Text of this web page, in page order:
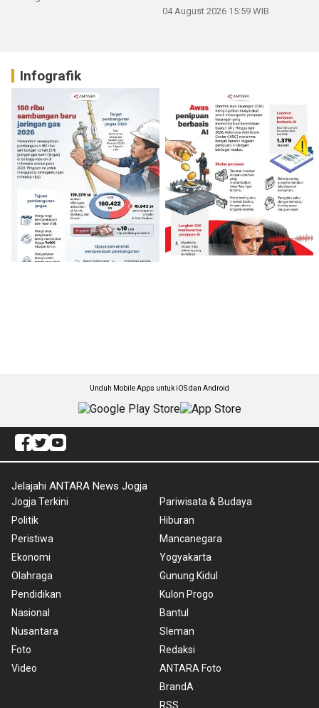
04 August 2026 15:59 WIB
Infografik
Unduh Mobile Apps untuk iOS dan Android
Jelajahi ANTARA News Jogja
Jogja Terkini
Politik
Peristiwa
Ekonomi
Olahraga
Pendidikan
Nasional
Nusantara
Foto
Video
Pariwisata & Budaya
Hiburan
Mancanegara
Yogyakarta
Gunung Kidul
Kulon Progo
Bantul
Sleman
Redaksi
ANTARA Foto
BrandA
RSS